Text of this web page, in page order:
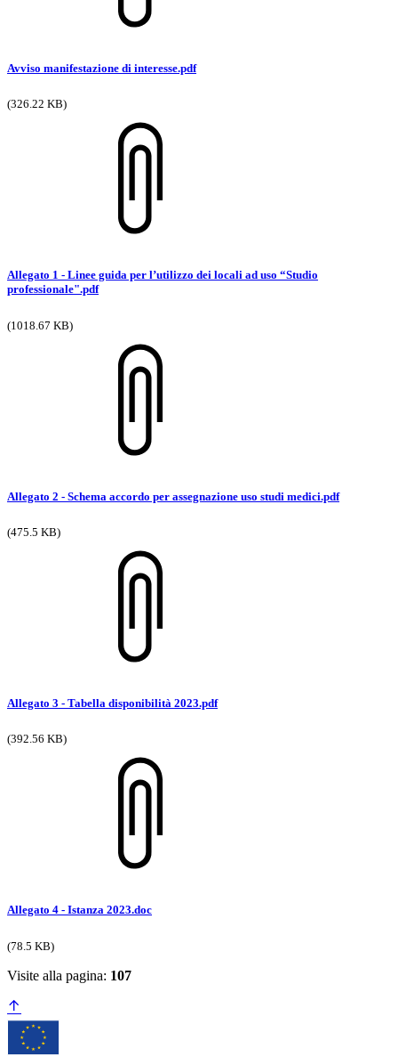
Avviso manifestazione di interesse.pdf
(326.22 KB)
Allegato 1 - Linee guida per l’utilizzo dei locali ad uso “Studio
professionale".pdf
(1018.67 KB)
Allegato 2 - Schema accordo per assegnazione uso studi medici.pdf
(475.5 KB)
Allegato 3 - Tabella disponibilità 2023.pdf
(392.56 KB)
Allegato 4 - Istanza 2023.doc
(78.5 KB)
Visite alla pagina: 107